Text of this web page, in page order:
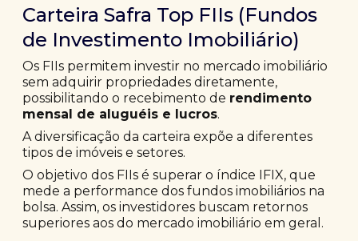
Carteira Safra Top FIIs (Fundos
de Investimento Imobiliário)
Os FIIs permitem investir no mercado imobiliário
sem adquirir propriedades diretamente,
possibilitando o recebimento de rendimento
mensal de aluguéis e lucros.
A diversificação da carteira expõe a diferentes
tipos de imóveis e setores.
O objetivo dos FIIs é superar o índice IFIX, que
mede a performance dos fundos imobiliários na
bolsa. Assim, os investidores buscam retornos
superiores aos do mercado imobiliário em geral.